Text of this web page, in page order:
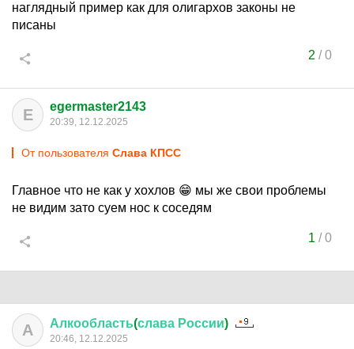
наглядный пример как для олигархов законы не
писаны
2 /0
E egermaster2143
20:39, 12.12.2025
От пользователя Слава КПСС
Главное что не как у хохлов 😁 мы же свои проблемы
не видим зато суем нос к соседям
1 /0
А Алкообласть(слава России)
20:46, 12.12.2025